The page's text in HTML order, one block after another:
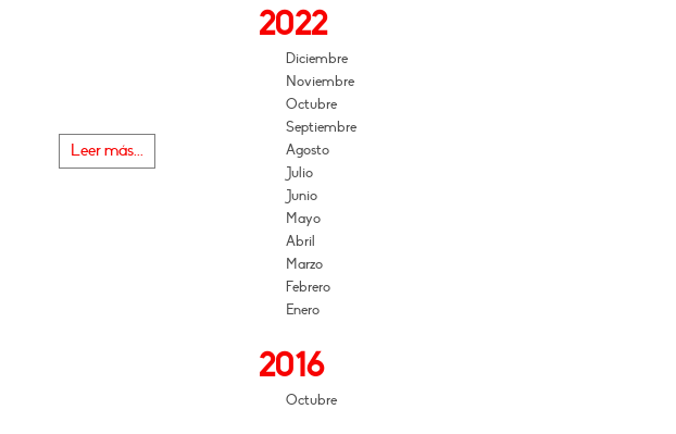
Leer más...
2022
Diciembre
Noviembre
Octubre
Septiembre
Agosto
Julio
Junio
Mayo
Abril
Marzo
Febrero
Enero
2016
Octubre